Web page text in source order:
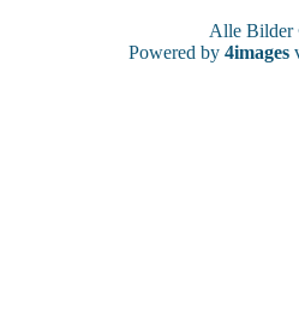
Alle
Powered by 4images